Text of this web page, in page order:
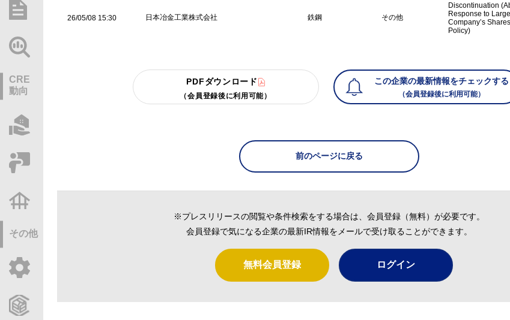
CRE
動向
その他
26/05/08 15:30 日本冶金工業株式会社 鉄鋼 その他
Discontinuation
Response to
Company’s
Policy)
PDFダウンロード
（会員登録後に利用可能）
この企業の最新情報をチェックする
（会員登録後に利用可能）
前のページに戻る
※プレスリリースの閲覧や条件検索をする場合は、会員登録（無料）が必要です。
会員登録で気になる企業の最新IR情報をメールで受け取ることができます。
無料会員登録 ログイン